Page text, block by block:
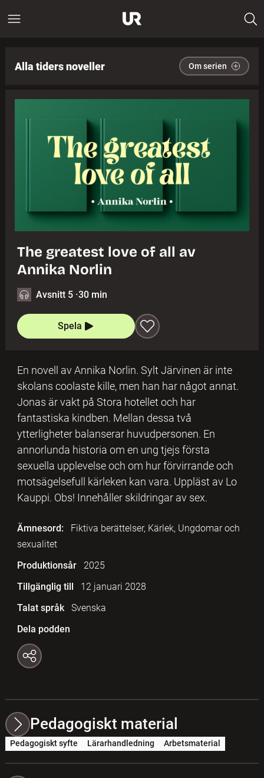
Alla tiders noveller Om serien
The greatest love of all av
Annika Norlin
Avsnitt 5 ·30 min
Spela
En novell av Annika Norlin. Sylt Järvinen är inte
skolans coolaste kille, men han har något annat.
Jonas är vakt på Stora hotellet och har
fantastiska kindben. Mellan dessa två
ytterligheter balanserar huvudpersonen. En
annorlunda historia om en ung tjejs första
sexuella upplevelse och om hur förvirrande och
motsägelsefull kärleken kan vara. Uppläst av Lo
Kauppi. Obs! Innehåller skildringar av sex.
Ämnesord:
Fiktiva berättelser, Kärlek, Ungdomar och
sexualitet
Produktionsår
2025
Tillgänglig till
12 januari 2028
Talat språk
Svenska
Dela podden
Pedagogiskt material
Pedagogiskt syfte Lärarhandledning Arbetsmaterial